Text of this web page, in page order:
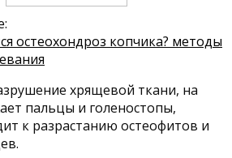
остеохондроз копчика? методы
хрящевой ткани, на
пальцы и голеностопы,
к разрастанию остеофитов и